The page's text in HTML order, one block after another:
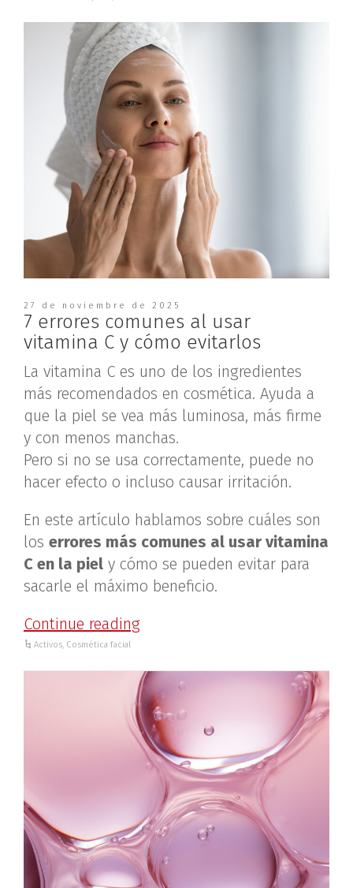
27 de noviembre de 2025
7 errores comunes al usar
vitamina C y cómo evitarlos
La vitamina C es uno de los ingredientes
más recomendados en cosmética. Ayuda a
que la piel se vea más luminosa, más firme
y con menos manchas.
Pero si no se usa correctamente, puede no
hacer efecto o incluso causar irritación.
En este artículo hablamos sobre cuáles son
los errores más comunes al usar vitamina
C en la piel y cómo se pueden evitar para
sacarle el máximo beneficio.
Continue reading
Activos, Cosmética facial